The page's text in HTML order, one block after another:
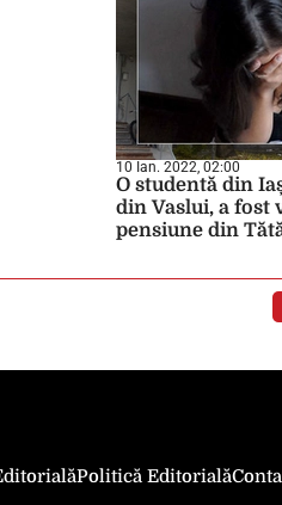
10 Ian. 2022, 02:00
O studentă din
din Vaslui, a fost
pensiune din
(EXCLUSIV)
Politică Editorială